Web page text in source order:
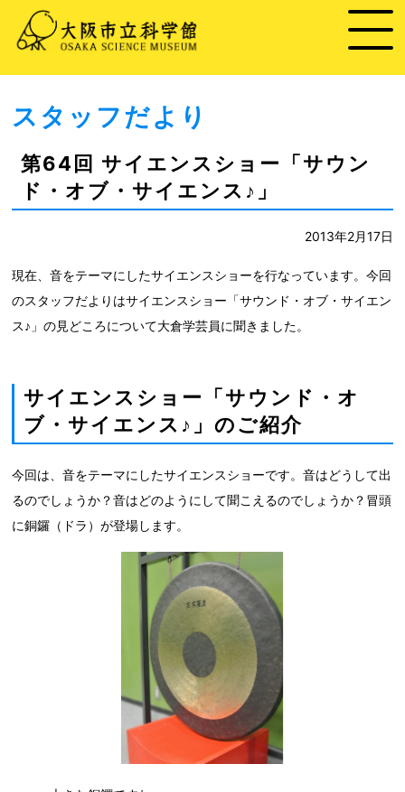
スタッフだより
第64回 サイエンスショー「サウン
ド・オブ・サイエンス♪」
2013年2月17日
現在、音をテーマにしたサイエンスショーを行なっています。今回
のスタッフだよりはサイエンスショー「サウンド・オブ・サイエン
ス♪」の見どころについて大倉学芸員に聞きました。
サイエンスショー「サウンド・オ
ブ・サイエンス♪」のご紹介
今回は、音をテーマにしたサイエンスショーです。音はどうして出
るのでしょうか？音はどのようにして聞こえるのでしょうか？冒頭
に銅鑼（ドラ）が登場します。